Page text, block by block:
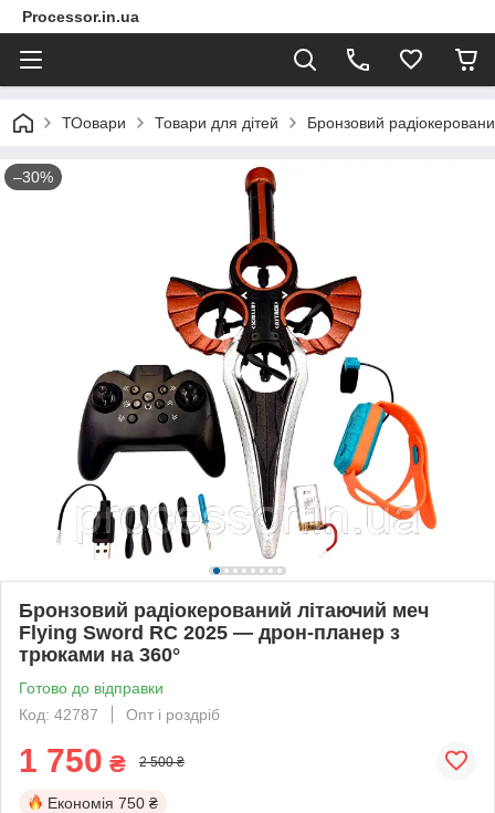
Processor.in.ua
ТОовари Товари для дітей Бронзовий
–30%
Бронзовий радіокерований літаючий меч
Flying Sword RC 2025 — дрон-планер з
трюками на 360°
Готово до відправки
Код: 42787
Опт і роздріб
1 750 ₴ 2 500 ₴
Економія 750 ₴